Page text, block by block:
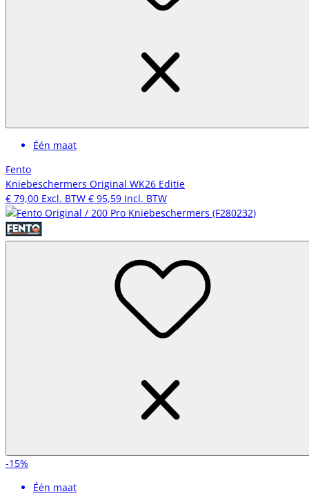
Één maat
Fento
Kniebeschermers Original WK26 Editie
€ 79,00 Excl. BTW € 95,59 Incl. BTW
-15%
Één maat